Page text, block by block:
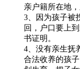
亲户籍所在地
3、因为孩子被
回，户口要上
书证明。
4、没有亲生抚
合法收养的孩